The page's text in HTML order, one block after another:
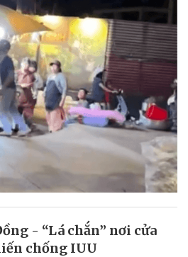
- “Lá chắn” nơi cửa
chống IUU